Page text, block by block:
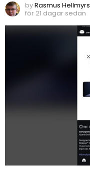
byRasmus Hellmyrs
för 21 dagar sedan